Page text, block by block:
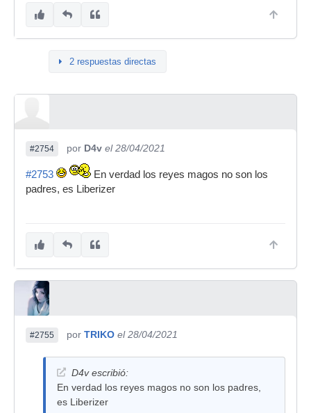
2 respuestas directas
#2754 por D4v el 28/04/2021
#2753
En verdad los reyes magos no son los
padres, es Liberizer
#2755 por TRIKO el 28/04/2021
D4v escribió:
En verdad los reyes magos no son los padres,
es Liberizer